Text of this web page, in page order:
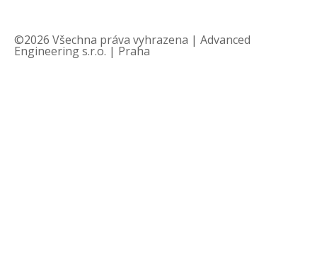
©2026 Všechna práva vyhrazena | Advanced
Engineering s.r.o. | Praha